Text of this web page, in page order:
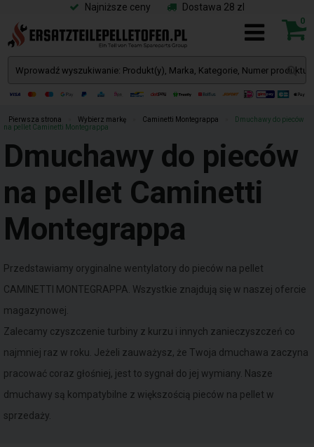
Najniższe ceny Dostawa 28 zl
0
Pierwsza strona Wybierz markę Caminetti Montegrappa
Dmuchawy do pieców
na pellet Caminetti Montegrappa
Dmuchawy do pieców
na pellet Caminetti
Montegrappa
Przedstawiamy oryginalne wentylatory do pieców na pellet
CAMINETTI MONTEGRAPPA. Wszystkie znajdują się w naszej ofercie
magazynowej.
Zalecamy czyszczenie turbiny z kurzu i innych zanieczyszczeń co
najmniej raz w roku. Jeżeli zauważysz, że Twoja dmuchawa zaczyna
pracować coraz głośniej, jest to sygnał do jej wymiany. Nasze
dmuchawy są kompatybilne z większością pieców na pellet w
sprzedaży.